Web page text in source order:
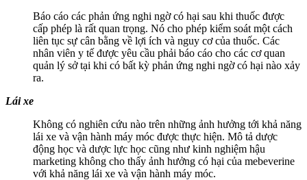
Báo cáo các phản ứng nghi ngờ có hại sau khi thuốc được
cấp phép là rất quan trọng. Nó cho phép kiểm soát một cách
liên tục sự cân bằng về lợi ích và nguy cơ của thuốc. Các
nhân viên y tế được yêu cầu phải báo cáo cho các cơ quan
quản lý sở tại khi có bất kỳ phản ứng nghi ngờ có hại nào xảy
ra.
Lái xe
Không có nghiên cứu nào trên những ảnh hưởng tới khả năng
lái xe và vận hành máy móc được thực hiện. Mô tả dược
động học và dược lực học cũng như kinh nghiệm hậu
marketing không cho thấy ảnh hưởng có hại của mebeverine
với khả năng lái xe và vận hành máy móc.